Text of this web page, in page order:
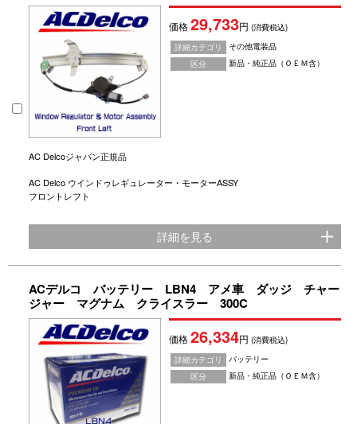
価格29,733円(消費税込)
詳細カテゴリ
その他電装品
区分
新品・純正品（ＯＥＭ含）
AC Delcoジャパン正規品
AC Delco ウインドゥレギュレーター・モーターASSY
フロントレフト
詳細を見る
ACデルコ バッテリー LBN4 アメ車 ダッジ チャー
ジャー マグナム クライスラー 300C
価格26,334円(消費税込)
詳細カテゴリ
バッテリー
区分
新品・純正品（ＯＥＭ含）